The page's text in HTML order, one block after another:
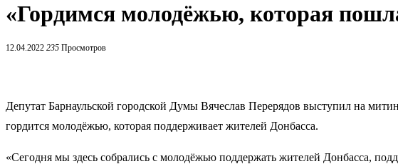
«Гордимся молодёжью, которая
12.04.2022 235 Просмотров
Депутат Барнаульской городской Думы Вячеслав Перерядов выступил на
гордится молодёжью, которая поддерживает жителей Донбасса.
«Сегодня мы здесь собрались с молодёжью поддержать жителей Донбасса,